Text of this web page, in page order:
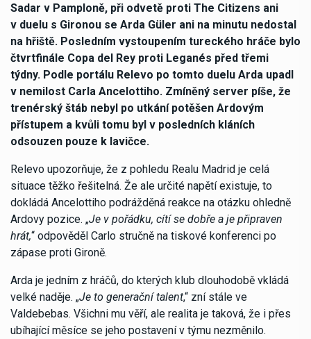
Sadar v Pamploně, při odvetě proti The Citizens ani
v duelu s Gironou se Arda Güler ani na minutu nedostal
na hřiště. Posledním vystoupením tureckého hráče bylo
čtvrtfinále Copa del Rey proti Leganés před třemi
týdny. Podle portálu Relevo po tomto duelu Arda upadl
v nemilost Carla Ancelottiho. Zmíněný server píše, že
trenérský štáb nebyl po utkání potěšen Ardovým
přístupem a kvůli tomu byl v posledních kláních
odsouzen pouze k lavičce.
Relevo upozorňuje, že z pohledu Realu Madrid je celá
situace těžko řešitelná. Že ale určité napětí existuje, to
dokládá Ancelottiho podrážděná reakce na otázku ohledně
Ardovy pozice. „Je v pořádku, cítí se dobře a je připraven
hrát,“ odpověděl Carlo stručně na tiskové konferenci po
zápase proti Gironě.
Arda je jedním z hráčů, do kterých klub dlouhodobě vkládá
velké naděje. „Je to generační talent,“ zní stále ve
Valdebebas. Všichni mu věří, ale realita je taková, že i přes
ubíhající měsíce se jeho postavení v týmu nezměnilo.